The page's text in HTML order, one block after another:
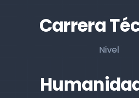
Carrera
Nivel